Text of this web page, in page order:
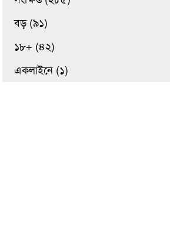
বড় (৯১)
১৮+ (৪২)
একলাইনে (১)